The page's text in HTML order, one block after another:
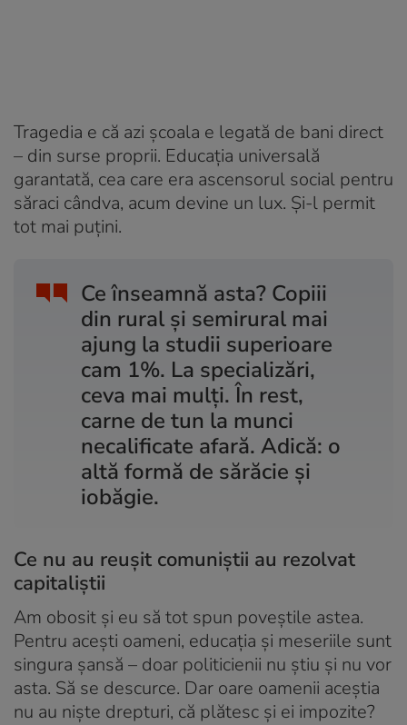
Tragedia e că azi școala e legată de bani direct
– din surse proprii. Educația universală
garantată, cea care era ascensorul social pentru
săraci cândva, acum devine un lux. Și-l permit
tot mai puțini.
Ce înseamnă asta? Copiii
din rural și semirural mai
ajung la studii superioare
cam 1%. La specializări,
ceva mai mulți. În rest,
carne de tun la munci
necalificate afară. Adică: o
altă formă de sărăcie și
iobăgie.
Ce nu au reușit comuniștii au rezolvat
capitaliștii
Am obosit și eu să tot spun poveștile astea.
Pentru acești oameni, educația și meseriile sunt
singura șansă – doar politicienii nu știu și nu vor
asta. Să se descurce. Dar oare oamenii aceștia
nu au niște drepturi, că plătesc și ei impozite?